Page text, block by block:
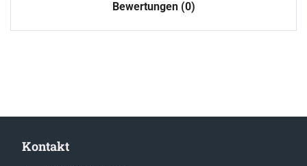
Bewertungen (0)
Kontakt